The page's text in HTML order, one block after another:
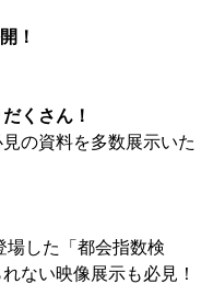
！
くさん！
の資料を多数展示いた
場した「都会指数検
ない映像展示も必見！